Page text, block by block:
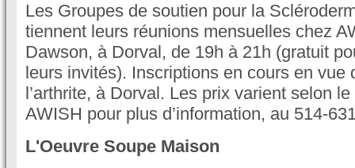
Les Groupes de soutien pour la
tiennent leurs réunions mensuelles chez
Dawson, à Dorval, de 19h à 21h (gratuit
leurs invités). Inscriptions en cours en vue
l’arthrite, à Dorval. Les prix varient selon
AWISH pour plus d’information, au 514-
L'Oeuvre Soupe Maison